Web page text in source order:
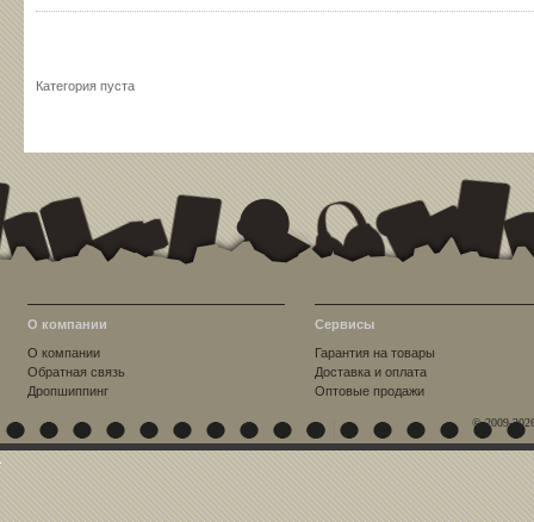
Категория пуста
О компании
О компании
Обратная связь
Дропшиппинг
Сервисы
Гарантия на товары
Доставка и оплата
Оптовые продажи
© 2009-